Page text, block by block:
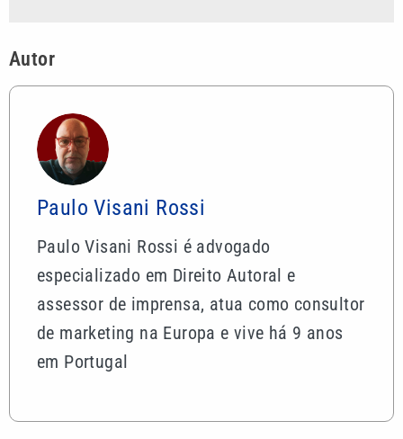
Autor
Paulo Visani Rossi
Paulo Visani Rossi é advogado
especializado em Direito Autoral e
assessor de imprensa, atua como consultor
de marketing na Europa e vive há 9 anos
em Portugal